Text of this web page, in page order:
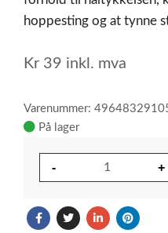
hoppesting og at tynne
Kr 39 inkl. mva
Varenummer:
På lager